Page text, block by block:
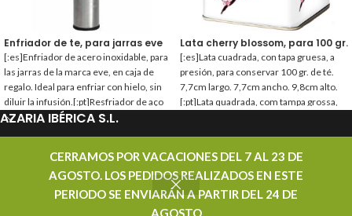
Enfriador de te, para jarras eve
[:es]Enfriador de acero inoxidable, para
las jarras de la marca eve, en caja de
regalo. Ideal para enfriar con hielo, sin
diluir la infusión.[:pt]Resfriador de aço
inoxidável, para os jarros da marca Eve,
Lata cherry blossom, para 100 gr.
[:es]Lata cuadrada, con tapa gruesa, a
presión, para conservar 100 gr. de té.
7,7cm largo. 7,7cm ancho. 9,8cm alto.
[:pt]Lata quadrada, com tampa grossa,
AZARIA IBÉRICA S.L.
PROMOCIONES
CONTACTAR
CERRAMOS POR VACACIONES DEL 7 AL 23 DE
AGOSTO. LOS PEDIDOS REALIZADOS EN ESTE
PERIODO SE ENVIARÁN A PARTIR DEL 24 DE
AGOSTO